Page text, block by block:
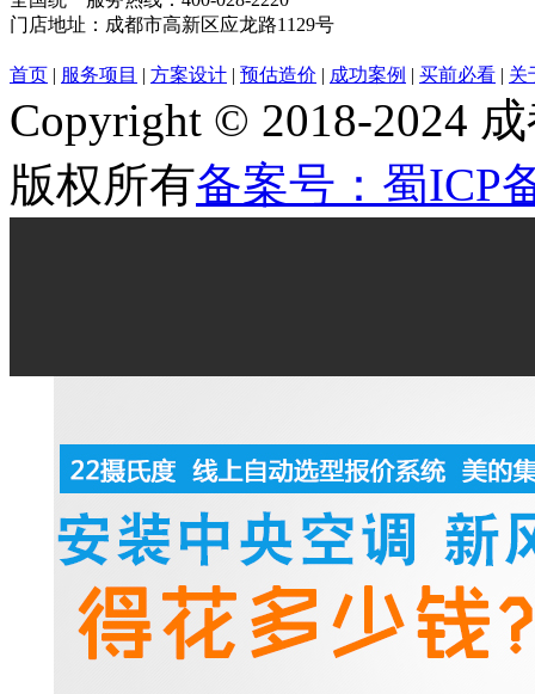
门店地址： 成都市高新区应龙路1129号
首页 | 服务项目 | 方案设计 | 预估造价 | 成功案例 | 买前必看 | 关
Copyright © 2018-2024
版权所有备案号：蜀ICP